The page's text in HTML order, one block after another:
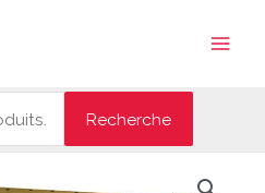
Recherche